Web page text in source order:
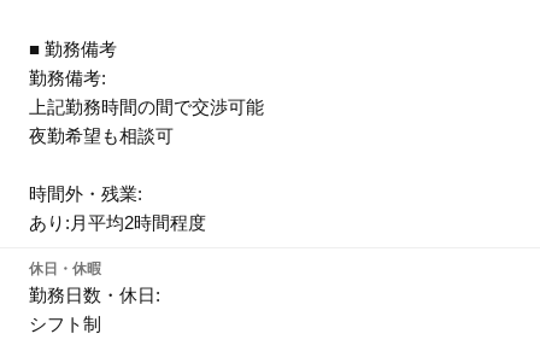
■ 勤務備考
勤務備考:
上記勤務時間の間で交渉可能
夜勤希望も相談可
時間外・残業:
あり:月平均2時間程度
休日・休暇
勤務日数・休日:
シフト制